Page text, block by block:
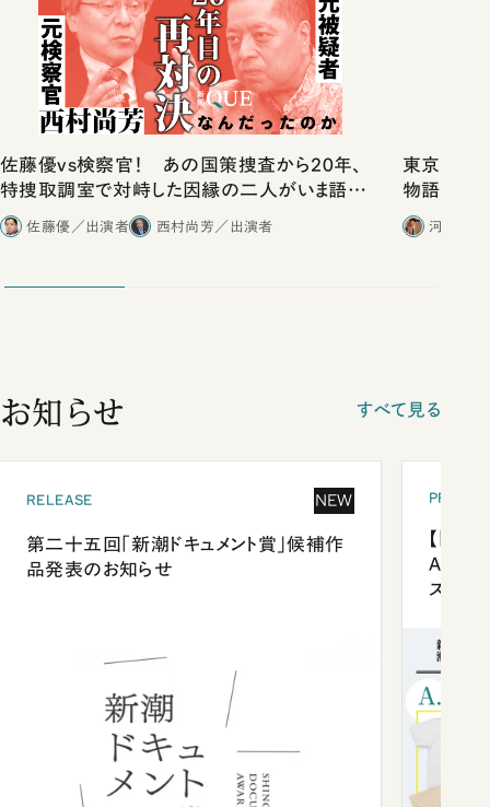
佐藤優vs検察官！ あの国策捜査から20年、
特捜取調室で対峙した因縁の二人がいま語り
合ったこと
佐藤優／出演者 西村尚芳／出演者
東京は都
物語」に
河野有
お知らせ すべて見る
RELEASE NEW
第二十五回「新潮ドキュメント賞」候補作
品発表のお知らせ
【「新
ズプレ